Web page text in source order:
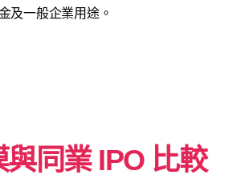
及一般企業用途。
同業 IPO 比較